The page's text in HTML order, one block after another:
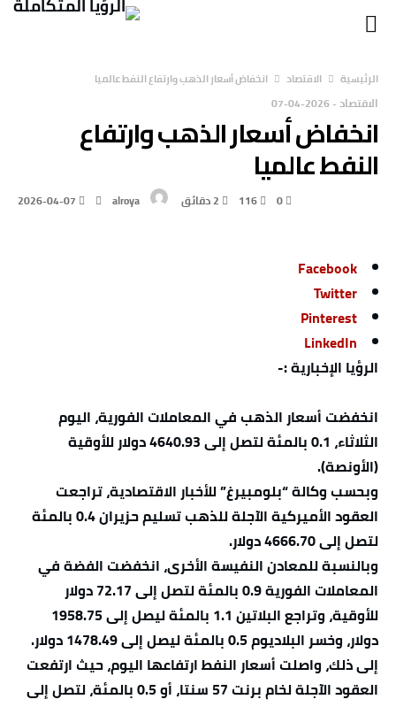
‫الرئيسية‬ الاقتصاد انخفاض أسعار الذهب وارتفاع النفط عالميا
الاقتصاد-
2026-04-07
انخفاض أسعار الذهب وارتفاع
النفط عالميا
alroya
2026-04-07 116 2 ‫دقائق‬
Facebook
Twitter
Pinterest
LinkedIn
الرؤيا الإخبارية :-
انخفضت أسعار الذهب في المعاملات الفورية، اليوم
الثلاثاء، 0.1 بالمئة لتصل إلى 4640.93 دولار للأوقية
(الأونصة).
وبحسب وكالة “بلومبيرغ” للأخبار الاقتصادية، تراجعت
العقود الأميركية الآجلة للذهب تسليم حزيران 0.4 بالمئة
لتصل إلى 4666.70 دولار.
وبالنسبة للمعادن النفيسة الأخرى، انخفضت الفضة في
المعاملات الفورية 0.9 بالمئة لتصل إلى 72.17 دولار
للأوقية، وتراجع البلاتين 1.1 بالمئة ليصل إلى 1958.75
دولار، وخسر البلاديوم 0.5 بالمئة ليصل إلى 1478.49 دولار.
إلى ذلك، واصلت أسعار النفط ارتفاعها اليوم، حيث ارتفعت
العقود الآجلة لخام برنت 57 سنتا، أو 0.5 بالمئة، لتصل إلى